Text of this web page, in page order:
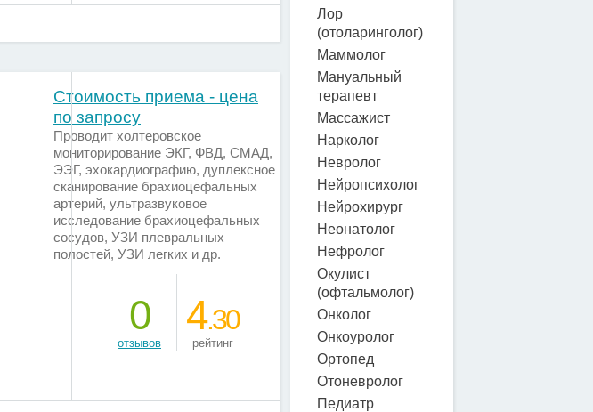
Стоимость приема - цена
по запросу
Проводит холтеровское
мониторирование ЭКГ, ФВД, СМАД,
ЭЭГ, эхокардиографию, дуплексное
сканирование брахиоцефальных
артерий, ультразвуковое
исследование брахиоцефальных
сосудов, УЗИ плевральных
полостей, УЗИ легких и др.
0
отзывов
4.30
рейтинг
Лор
(отоларинголог)
Маммолог
Мануальный
терапевт
Массажист
Нарколог
Невролог
Нейропсихолог
Нейрохирург
Неонатолог
Нефролог
Окулист
(офтальмолог)
Онколог
Онкоуролог
Ортопед
Отоневролог
Педиатр